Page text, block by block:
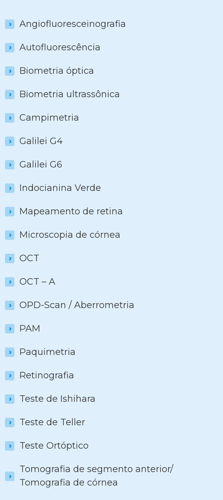
Angiofluoresceinografia
Autofluorescência
Biometria óptica
Biometria ultrassônica
Campimetria
Galilei G4
Galilei G6
Indocianina Verde
Mapeamento de retina
Microscopia de córnea
OCT
OCT – A
OPD-Scan / Aberrometria
PAM
Paquimetria
Retinografia
Teste de Ishihara
Teste de Teller
Teste Ortóptico
Tomografia de segmento anterior/
Tomografia de córnea